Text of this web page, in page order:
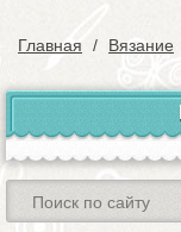
Главная Вязание